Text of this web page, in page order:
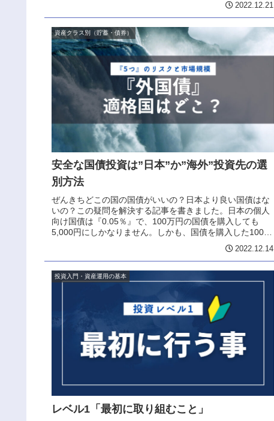
2022.12.21
資産クラス別（貯蓄・債券）
安全な国債投資は”日本”か”海外”投資先の選
別方法
ぜんきちどこの国の国債がいいの？日本より良い国債はな
いの？この疑問を解決する記事を書きました。日本の個人
向け国債は『0.05％』で、100万円の国債を購入しても
5,000円にしかなりません。しかも、国債を購入した100万
2022.12.14
投資入門・資産運用の基本
レベル1「最初に取り組むこと」